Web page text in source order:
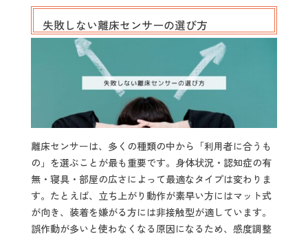
失敗しない離床センサーの選び方
離床センサーは、多くの種類の中から「利用者に合うも
の」を選ぶことが最も重要です。身体状況・認知症の有
無・寝具・部屋の広さによって最適なタイプは変わりま
す。たとえば、立ち上がり動作が素早い方にはマット式
が向き、装着を嫌がる方には非接触型が適しています。
誤作動が多いと使わなくなる原因になるため、感度調整